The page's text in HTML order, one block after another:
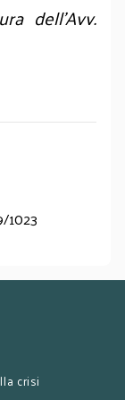
dell’Avv.
1023
crisi